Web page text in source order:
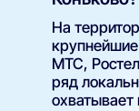
На
МТС,
ряд